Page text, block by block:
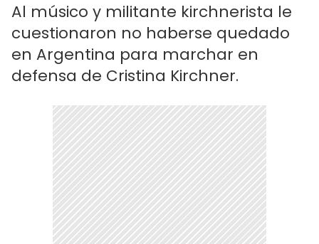
Al músico y militante kirchnerista le
cuestionaron no haberse quedado
en Argentina para marchar en
defensa de Cristina Kirchner.